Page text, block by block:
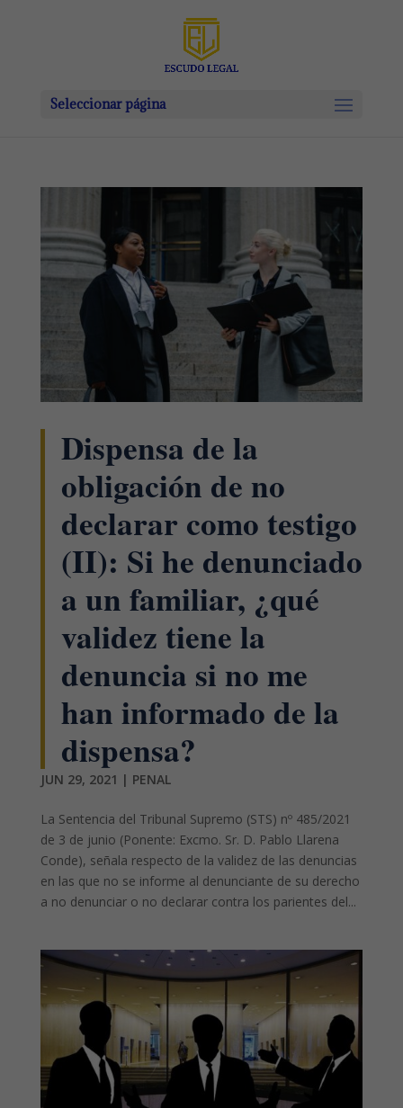
Seleccionar página
Dispensa de la
obligación de no
declarar como testigo
(II): Si he denunciado
a un familiar, ¿qué
validez tiene la
denuncia si no me
han informado de la
dispensa?
JUN 29, 2021 | PENAL
La Sentencia del Tribunal Supremo (STS) nº 485/2021
de 3 de junio (Ponente: Excmo. Sr. D. Pablo Llarena
Conde), señala respecto de la validez de las denuncias
en las que no se informe al denunciante de su derecho
a no denunciar o no declarar contra los parientes del...